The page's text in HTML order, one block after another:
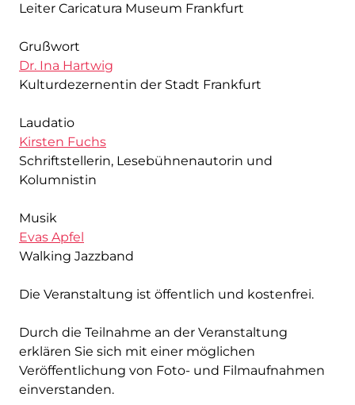
Leiter Caricatura Museum Frankfurt
Grußwort
Dr. Ina Hartwig
Kulturdezernentin der Stadt Frankfurt
Laudatio
Kirsten Fuchs
Schriftstellerin, Lesebühnenautorin und
Kolumnistin
Musik
Evas Apfel
Walking Jazzband
Die Veranstaltung ist öffentlich und kostenfrei.
Durch die Teilnahme an der Veranstaltung
erklären Sie sich mit einer möglichen
Veröffentlichung von Foto- und Filmaufnahmen
einverstanden.